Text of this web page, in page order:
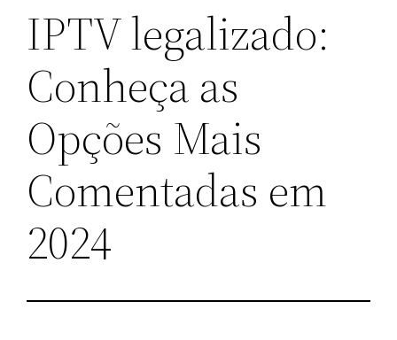
IPTV legalizado:
Conheça as
Opções Mais
Comentadas em
2024